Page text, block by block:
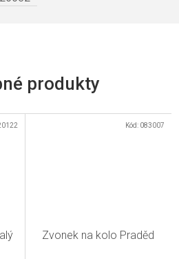
Zvonek na kolo Praděd
Kód: 083007